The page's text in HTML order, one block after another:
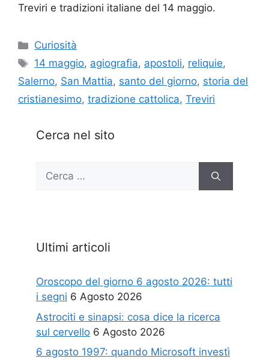
Treviri e tradizioni italiane del 14 maggio.
Categorie
Curiosità
Tag
14 maggio, agiografia, apostoli, reliquie,
Salerno, San Mattia, santo del giorno, storia del
cristianesimo, tradizione cattolica, Treviri
Cerca nel sito
Ricerca
Ultimi articoli
Oroscopo del giorno 6 agosto 2026: tutti
i segni 6 Agosto 2026
Astrociti e sinapsi: cosa dice la ricerca
sul cervello 6 Agosto 2026
6 agosto 1997: quando Microsoft investì